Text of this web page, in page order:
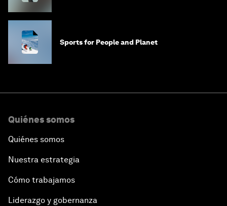
Sports for People and Planet
Quiénes somos
Quiénes somos
Nuestra estrategia
Cómo trabajamos
Liderazgo y gobernanza